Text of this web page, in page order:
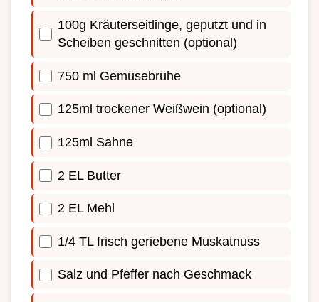
100g Kräuterseitlinge, geputzt und in
Scheiben geschnitten (optional)
750 ml Gemüsebrühe
125ml trockener Weißwein (optional)
125ml Sahne
2 EL Butter
2 EL Mehl
1/4 TL frisch geriebene Muskatnuss
Salz und Pfeffer nach Geschmack